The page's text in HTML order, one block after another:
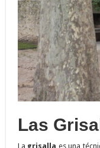
Las
La grisalla es una